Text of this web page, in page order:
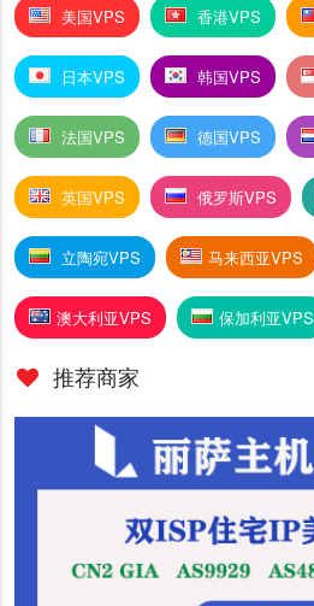
美国VPS 香港VPS
日本VPS 韩国VPS
法国VPS 德国VPS
英国VPS 俄罗斯VPS
立陶宛VPS 马来西亚VPS
澳大利亚VPS 保加利亚VPS
推荐商家